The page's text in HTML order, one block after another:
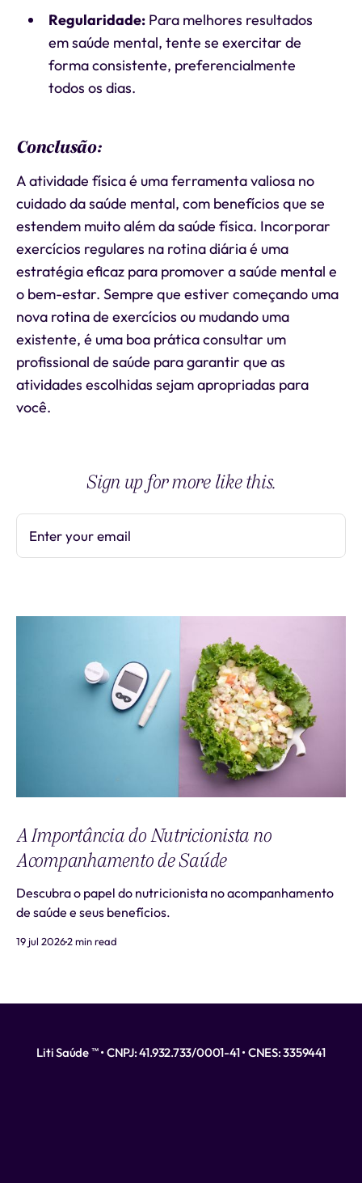
Regularidade:Para melhores resultados
em saúde mental, tente se exercitar de
forma consistente, preferencialmente
todos os dias.
Conclusão:
A atividade física é uma ferramenta valiosa no
cuidado da saúde mental, com benefícios que se
estendem muito além da saúde física. Incorporar
exercícios regulares na rotina diária é uma
estratégia eficaz para promover a saúde mental e
o bem-estar. Sempre que estiver começando uma
nova rotina de exercícios ou mudando uma
existente, é uma boa prática consultar um
profissional de saúde para garantir que as
atividades escolhidas sejam apropriadas para
você.
Sign up for more like this.
Enter your email
A Importância do Nutricionista no
Acompanhamento de Saúde
Descubra o papel do nutricionista no acompanhamento
de saúde e seus benefícios.
19 jul 20262 min read
Liti Saúde ™ • CNPJ: 41.932.733/0001-41 • CNES: 3359441